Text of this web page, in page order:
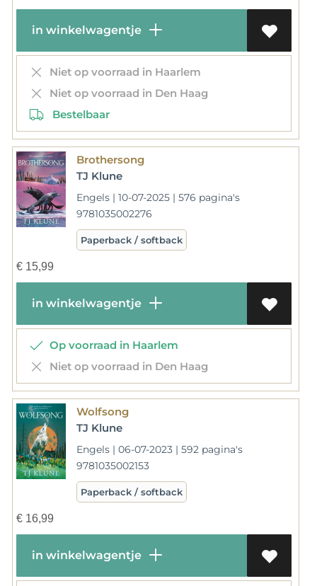
in winkelwagentje
Niet op voorraad in Haarlem
Niet op voorraad in Den Haag
Bestelbaar
Brothersong
TJ Klune
Engels | 10-07-2025 | 576 pagina's
9781035002276
Paperback / softback
€15,99
in winkelwagentje
Op voorraad in Haarlem
Niet op voorraad in Den Haag
Wolfsong
TJ Klune
Engels | 06-07-2023 | 592 pagina's
9781035002153
Paperback / softback
€16,99
in winkelwagentje